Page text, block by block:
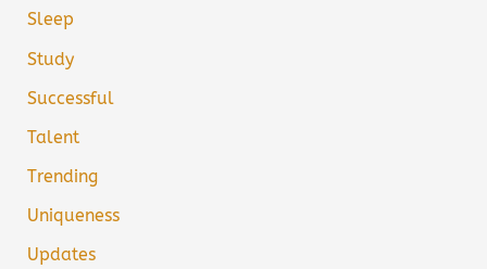
Sleep
Study
Successful
Talent
Trending
Uniqueness
Updates